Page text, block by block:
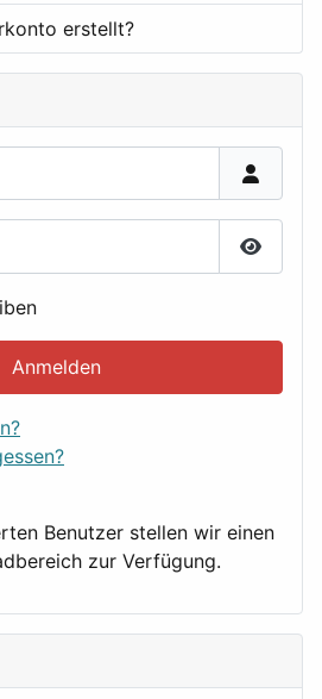
Anmelden
Benutzer stellen wir einen
zur Verfügung.
erstellt?